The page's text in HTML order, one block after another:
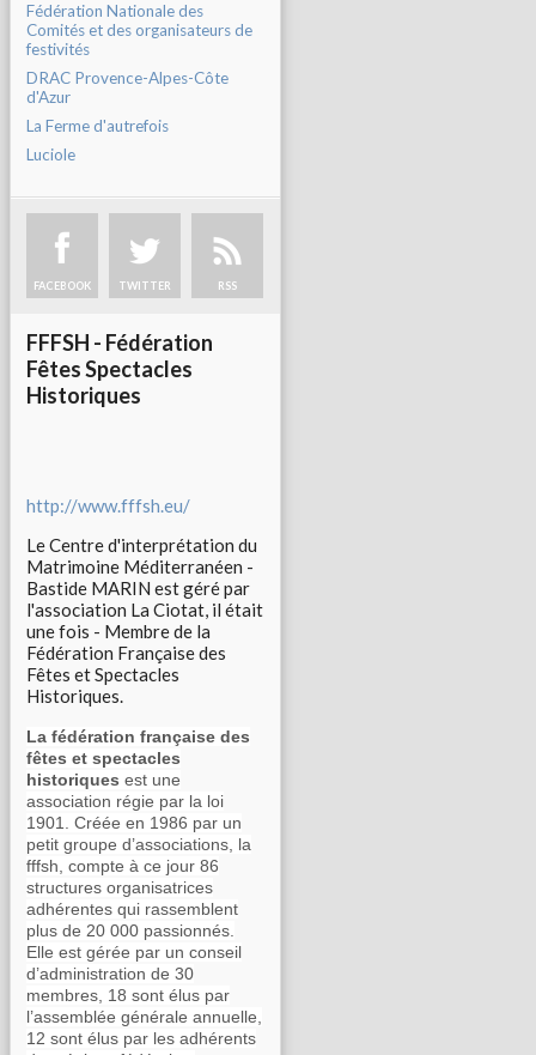
Fédération Nationale des
Comités et des organisateurs de
festivités
DRAC Provence-Alpes-Côte
d'Azur
La Ferme d'autrefois
Luciole
FACEBOOK TWITTER RSS
FFFSH - Fédération
Fêtes Spectacles
Historiques
http://www.fffsh.eu/
Le Centre d'interprétation du
Matrimoine Méditerranéen -
Bastide MARIN est géré par
l'association La Ciotat, il était
une fois - Membre de la
Fédération Française des
Fêtes et Spectacles
Historiques.
La fédération française des
fêtes et spectacles
historiques est une
association régie par la loi
1901. Créée en 1986 par un
petit groupe d’associations, la
fffsh, compte à ce jour 86
structures organisatrices
adhérentes qui rassemblent
plus de 20 000 passionnés.
Elle est gérée par un conseil
d’administration de 30
membres, 18 sont élus par
l’assemblée générale annuelle,
12 sont élus par les adhérents